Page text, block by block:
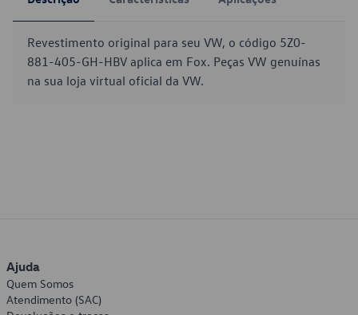
Revestimento original para seu VW, o código 5Z0-
881-405-GH-HBV aplica em Fox. Peças VW genuínas
na sua loja virtual oficial da VW.
Ajuda
Quem Somos
Atendimento (SAC)